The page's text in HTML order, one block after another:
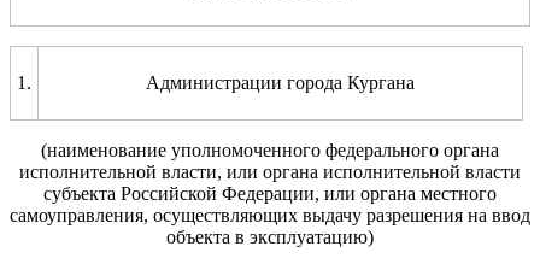
1. Администрации города Кургана
(наименование уполномоченного федерального органа
исполнительной власти, или органа исполнительной власти
субъекта Российской Федерации, или органа местного
самоуправления, осуществляющих выдачу разрешения на ввод
объекта в эксплуатацию)